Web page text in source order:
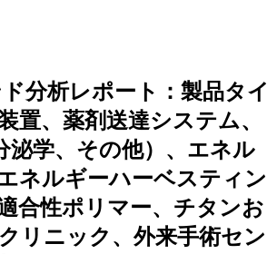
分析レポート：製品タイ
置、薬剤送達システム、
泌学、その他）、エネル
ネルギーハーベスティン
合性ポリマー、チタンお
リニック、外来手術セン